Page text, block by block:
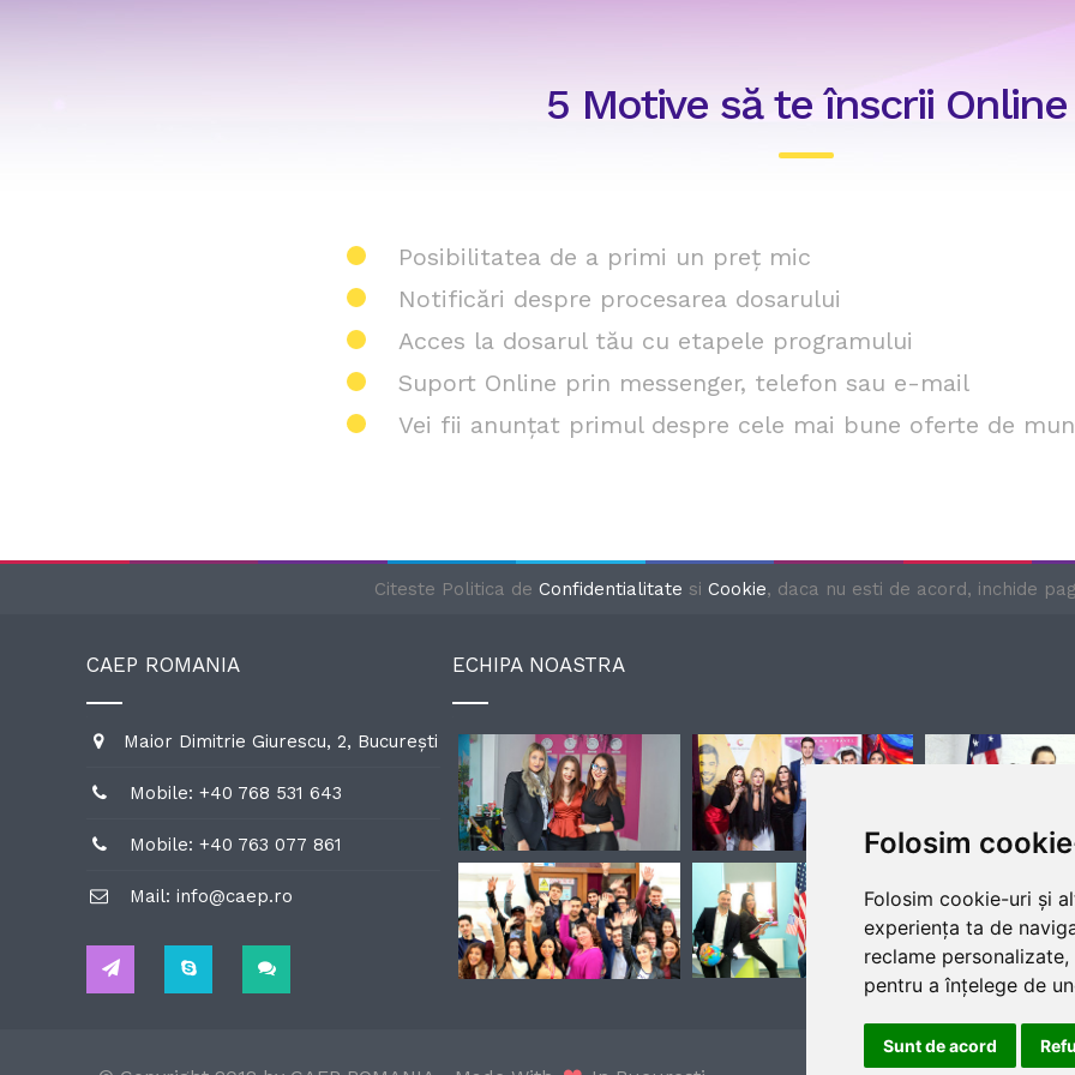
Folosim
Folosim cookie-uri și
experiența ta de
reclame
pentru a înțelege de
Sunt de acord
5 Motive să te înscrii Online
Posibilitatea de a primi un preț mic
Notificări despre procesarea dosarului
Acces la dosarul tău cu etapele programului
Suport Online prin messenger, telefon sau e-mail
Vei fii anunțat primul despre cele mai bune oferte de
Citeste Politica de Confidentialitate si Cookie, daca nu esti de acord, inchide
CAEP ROMANIA
Maior Dimitrie Giurescu, 2, București
Mobile: +40 768 531 643
Mobile: +40 763 077 861
Mail: info@caep.ro
ECHIPA NOASTRA